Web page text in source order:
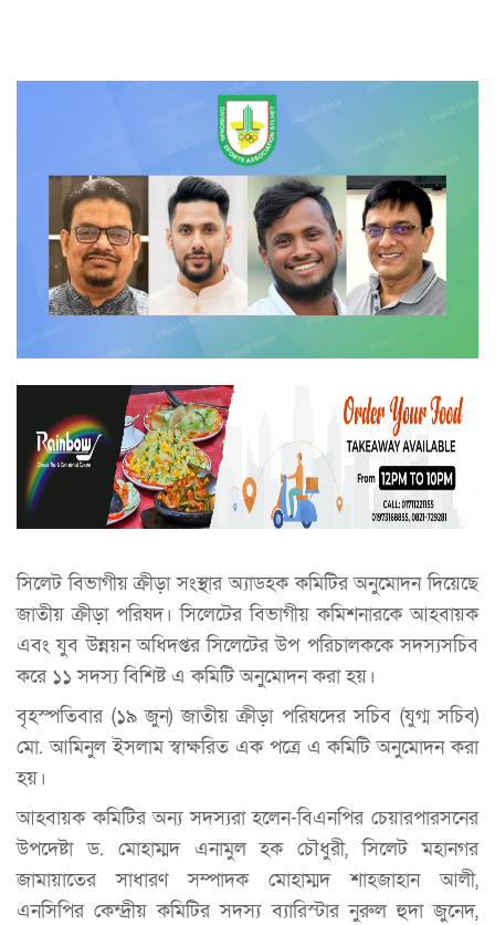
সিলেট বিভাগীয় ক্রীড়া সংস্থার অ্যাডহক কমিটির অনুমোদন দিয়েছে
জাতীয় ক্রীড়া পরিষদ। সিলেটের বিভাগীয় কমিশনারকে আহবায়ক
এবং ‍যুব উন্নয়ন অধিদপ্তর সিলেটের উপ পরিচালককে সদস্যসচিব
করে ১১ সদস্য বিশিষ্ট এ কমিটি অনুমোদন করা হয়।
বৃহস্পতিবার (১৯ জুন) জাতীয় ক্রীড়া পরিষদের সচিব (যুগ্ম সচিব)
মো. আমিনুল ইসলাম স্বাক্ষরিত এক পত্রে এ কমিটি অনুমোদন করা
হয়।
আহবায়ক কমিটির অন্য সদস্যরা হলেন-বিএনপির চেয়ারপারসনের
উপদেষ্টা ড. মোহাম্মদ এনামুল হক চৌধুরী, সিলেট মহানগর
জামায়াতের সাধারণ সম্পাদক মোহাম্মদ শাহজাহান আলী,
এনসিপির কেন্দ্রীয় কমিটির সদস্য ব্যারিস্টার নুরুল হুদা জুনেদ,